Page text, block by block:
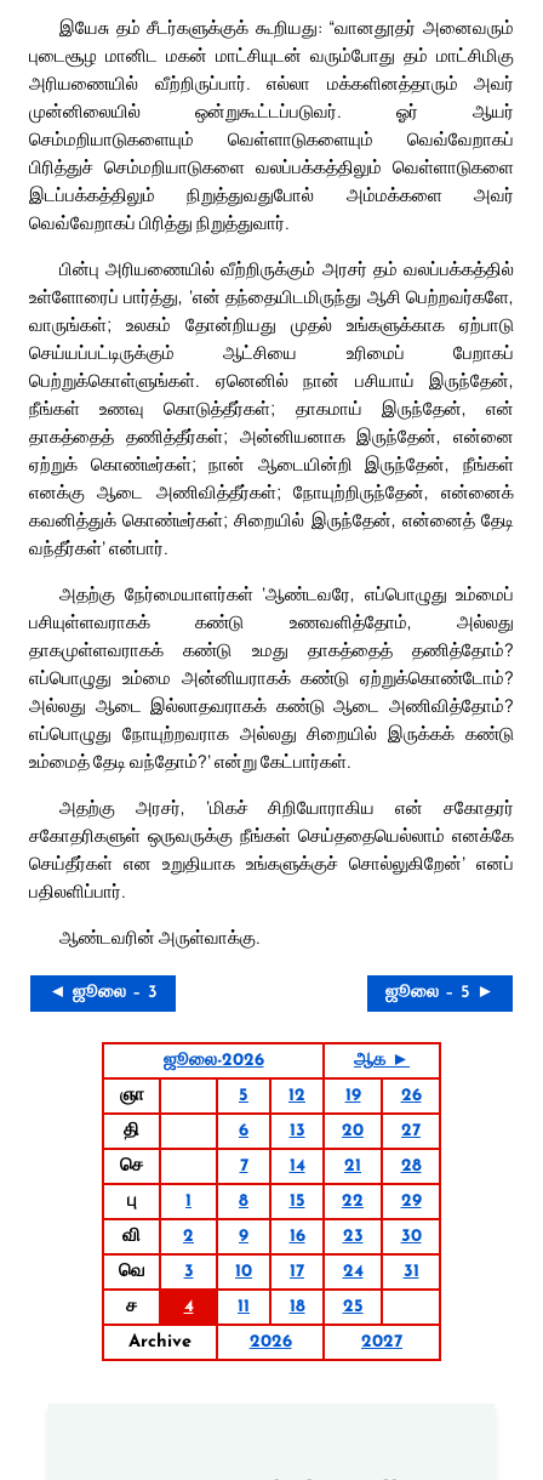
இயேசு தம் சீடர்களுக்குக் கூறியது: “வானதூதர் அனைவரும்
புடைசூழ மானிட மகன் மாட்சியுடன் வரும்போது தம் மாட்சிமிகு
அரியணையில் வீற்றிருப்பார். எல்லா மக்களினத்தாரும் அவர்
முன்னிலையில் ஒன்றுகூட்டப்படுவர். ஓர் ஆயர்
செம்மறியாடுகளையும் வெள்ளாடுகளையும் வெவ்வேறாகப்
பிரித்துச் செம்மறியாடுகளை வலப்பக்கத்திலும் வெள்ளாடுகளை
இடப்பக்கத்திலும் நிறுத்துவதுபோல் அம்மக்களை அவர்
வெவ்வேறாகப் பிரித்து நிறுத்துவார்.
பின்பு அரியணையில் வீற்றிருக்கும் அரசர் தம் வலப்பக்கத்தில்
உள்ளோரைப் பார்த்து, ‘என் தந்தையிடமிருந்து ஆசி பெற்றவர்களே,
வாருங்கள்; உலகம் தோன்றியது முதல் உங்களுக்காக ஏற்பாடு
செய்யப்பட்டிருக்கும் ஆட்சியை உரிமைப் பேறாகப்
பெற்றுக்கொள்ளுங்கள். ஏனெனில் நான் பசியாய் இருந்தேன்,
நீங்கள் உணவு கொடுத்தீர்கள்; தாகமாய் இருந்தேன், என்
தாகத்தைத் தணித்தீர்கள்; அன்னியனாக இருந்தேன், என்னை
ஏற்றுக் கொண்டீர்கள்; நான் ஆடையின்றி இருந்தேன், நீங்கள்
எனக்கு ஆடை அணிவித்தீர்கள்; நோயுற்றிருந்தேன், என்னைக்
கவனித்துக் கொண்டீர்கள்; சிறையில் இருந்தேன், என்னைத் தேடி
வந்தீர்கள்’ என்பார்.
அதற்கு நேர்மையாளர்கள் ‘ஆண்டவரே, எப்பொழுது உம்மைப்
பசியுள்ளவராகக் கண்டு உணவளித்தோம், அல்லது
தாகமுள்ளவராகக் கண்டு உமது தாகத்தைத் தணித்தோம்?
எப்பொழுது உம்மை அன்னியராகக் கண்டு ஏற்றுக்கொண்டோம்?
அல்லது ஆடை இல்லாதவராகக் கண்டு ஆடை அணிவித்தோம்?
எப்பொழுது நோயுற்றவராக அல்லது சிறையில் இருக்கக் கண்டு
உம்மைத் தேடி வந்தோம்?’ என்று கேட்பார்கள்.
அதற்கு அரசர், ‘மிகச் சிறியோராகிய என் சகோதரர்
சகோதரிகளுள் ஒருவருக்கு நீங்கள் செய்ததையெல்லாம் எனக்கே
செய்தீர்கள் என உறுதியாக உங்களுக்குச் சொல்லுகிறேன்’ எனப்
பதிலளிப்பார்.
ஆண்டவரின் அருள்வாக்கு.
◄ ஜூலை – 3 ஜூலை – 5 ►
ஜூலை-2026
ஆக ►
ஞா
5 12 19
26
தி
6 13 20
27
செ
7 14 21
28
பு
1 8 15 22
29
வி
2 9 16 23
30
வெ
3 10 17 24
31
ச
4 11 18
25
Archive
2026 2027